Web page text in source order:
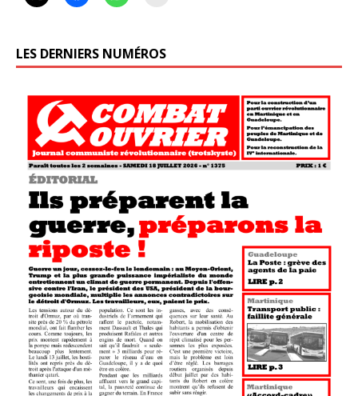
LES DERNIERS NUMÉROS